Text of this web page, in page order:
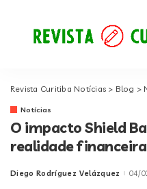
Revista Curitiba Notícias > Blog >
Notícias
O impacto Shield
realidade financeira
Posted
Diego Rodríguez Velázquez 04/